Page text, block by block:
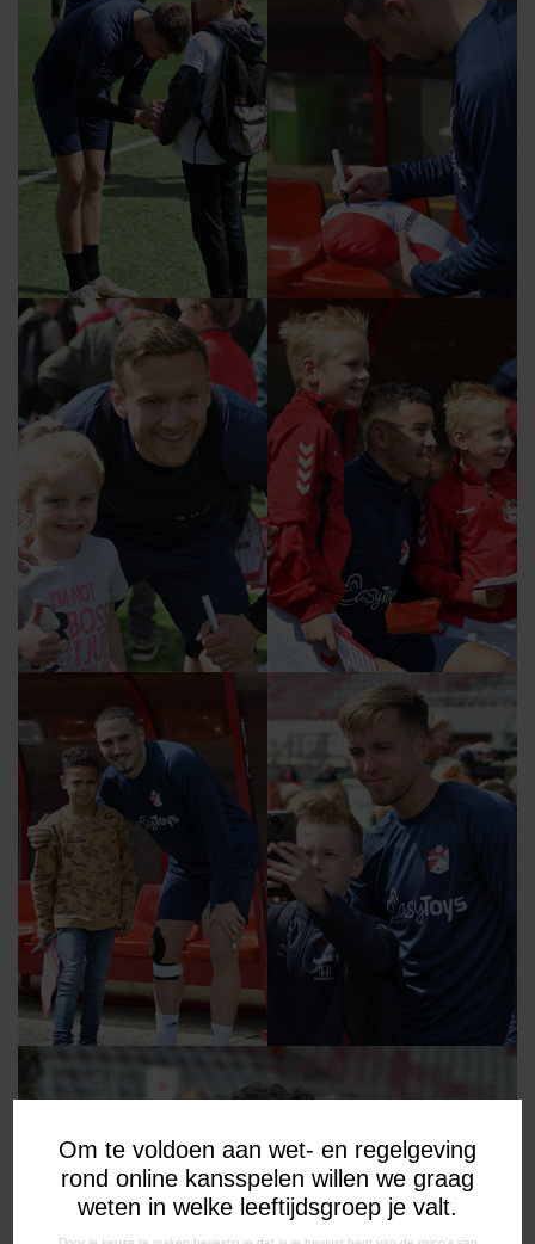
Om te voldoen aan wet- en regelgeving
rond online kansspelen willen we graag
weten in welke leeftijdsgroep je valt.